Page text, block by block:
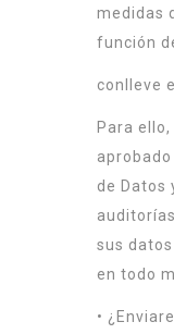
medidas
función
conlleve
Para
de Datos
sus
en todo
•